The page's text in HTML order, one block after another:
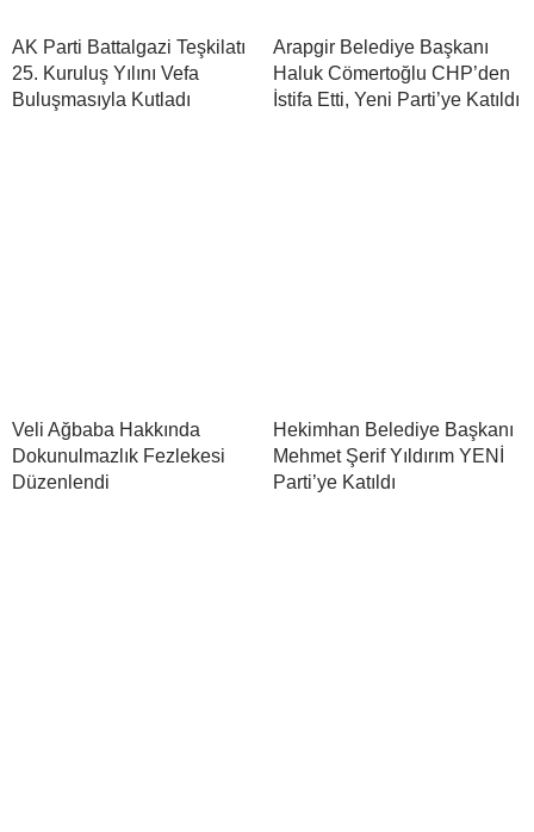
AK Parti Battalgazi Teşkilatı
25. Kuruluş Yılını Vefa
Buluşmasıyla Kutladı
Arapgir Belediye Başkanı
Haluk Cömertoğlu CHP’den
İstifa Etti, Yeni Parti’ye Katıldı
Veli Ağbaba Hakkında
Dokunulmazlık Fezlekesi
Düzenlendi
Hekimhan Belediye Başkanı
Mehmet Şerif Yıldırım YENİ
Parti’ye Katıldı